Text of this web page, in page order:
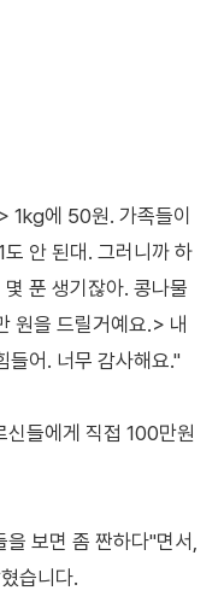
1kg에 50원. 가족들이
안 된대. 그러니까 하
푼 생기잖아. 콩나물
원을 드릴거예요.> 내
들어. 너무 감사해요."
들에게 직접 100만원
보면 좀 짠하다"면서,
습니다.